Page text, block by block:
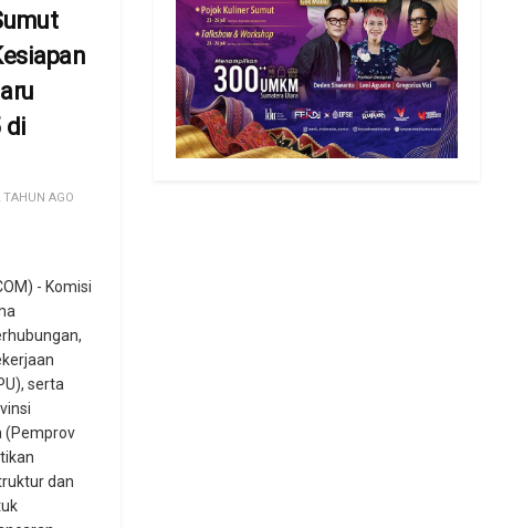
di
AGO
- Komisi
serta
(Pemprov
dan